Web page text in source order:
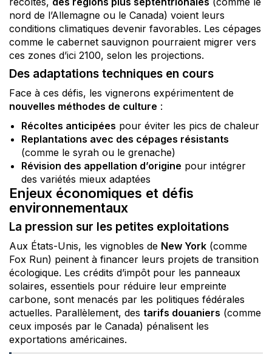
nord de l’Allemagne ou le Canada) voient leurs
conditions climatiques devenir favorables. Les cépages
comme le cabernet sauvignon pourraient migrer vers
ces zones d’ici 2100, selon les projections.
Des adaptations techniques en cours
Face à ces défis, les vignerons expérimentent de
nouvelles méthodes de culture :
Récoltes anticipées pour éviter les pics de chaleur
Replantations avec des cépages résistants
(comme le syrah ou le grenache)
Révision des appellation d’origine pour intégrer
des variétés mieux adaptées
Enjeux économiques et défis
environnementaux
La pression sur les petites exploitations
Aux États-Unis, les vignobles de New York (comme
Fox Run) peinent à financer leurs projets de transition
écologique. Les crédits d’impôt pour les panneaux
solaires, essentiels pour réduire leur empreinte
carbone, sont menacés par les politiques fédérales
actuelles. Parallèlement, des tarifs douaniers (comme
ceux imposés par le Canada) pénalisent les
exportations américaines.